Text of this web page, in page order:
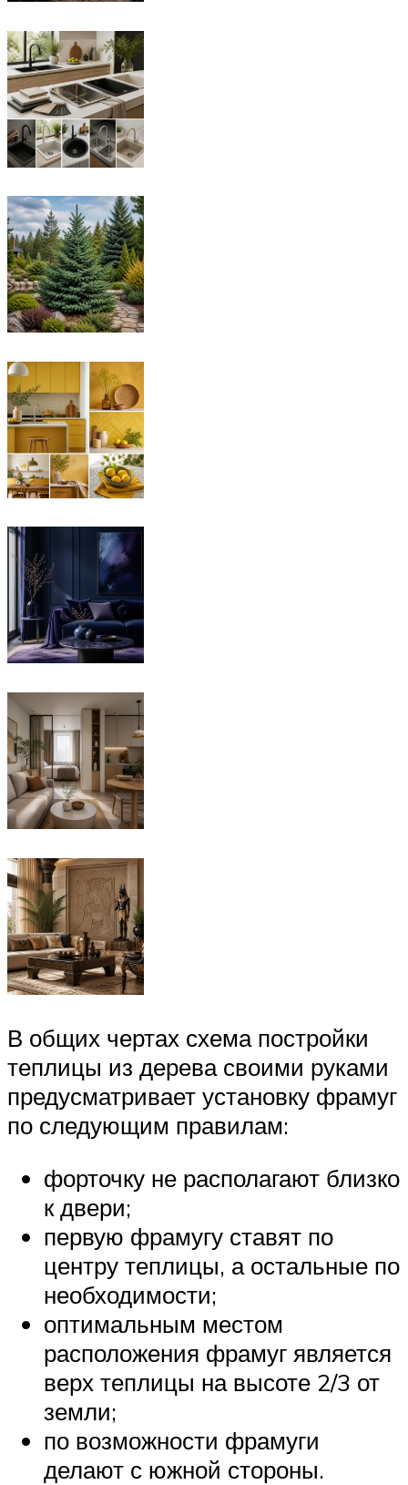
В общих чертах схема постройки
теплицы из дерева своими руками
предусматривает установку фрамуг
по следующим правилам:
форточку не располагают близко
к двери;
первую фрамугу ставят по
центру теплицы, а остальные по
необходимости;
оптимальным местом
расположения фрамуг является
верх теплицы на высоте 2/3 от
земли;
по возможности фрамуги
делают с южной стороны.